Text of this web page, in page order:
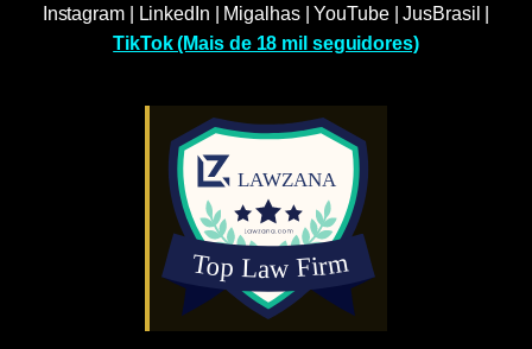
Instagram| LinkedIn Migalhas|YouTube|JusBrasil
TikTok (Mais de 18 mil seguidores)